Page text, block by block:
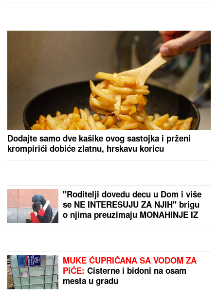
Dodajte samo dve kašike ovog sastojka i prženi
krompirići dobiće zlatnu, hrskavu koricu
"Roditelji dovedu decu u Dom i više
se NE INTERESUJU ZA NJIH" brigu
o njima preuzimaju MONAHINJE IZ
da znaju
MUKE ĆUPRIČANA SA VODOM ZA
PIĆE: Cisterne i bidoni na osam
mesta u gradu